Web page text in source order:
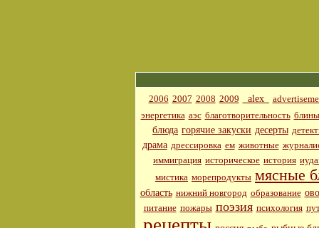
2006 2007 2008 2009 _alex_
энергетика аэс благотворительность блины
блюда горячие закуски десерты
драма дрессировка ем животные
иммиграция историческое история
мистика морепродукты мясные
область нижний новгород образование
питание пожары поэзия психология